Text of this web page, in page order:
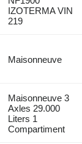
IZOTERMA VIN
219
Maisonneuve
Maisonneuve 3
Axles 29.000
Liters 1
Compartiment